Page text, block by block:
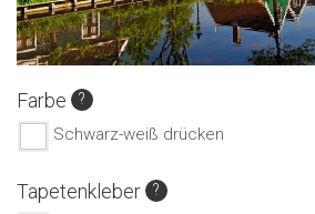
Farbe
Schwarz-weiß drücken
Tapetenkleber